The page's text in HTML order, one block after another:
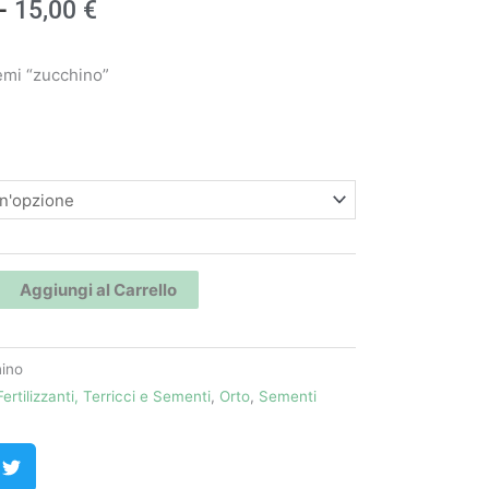
- 15,00 €Fascia
0,80 €
15,00 €
“zucchino”
Aggiungi al Carrello
Terricci e Sementi, Orto, Sementi